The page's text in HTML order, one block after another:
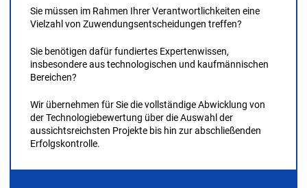
Sie müssen im Rahmen Ihrer Verantwortlichkeiten eine
Vielzahl von Zuwendungsentscheidungen treffen?
Sie benötigen dafür fundiertes Expertenwissen,
insbesondere aus technologischen und kaufmännischen
Bereichen?
Wir übernehmen für Sie die vollständige Abwicklung von
der Technologie­bewertung über die Auswahl der
aussichtsreichsten Projekte bis hin zur abschließenden
Erfolgskontrolle.